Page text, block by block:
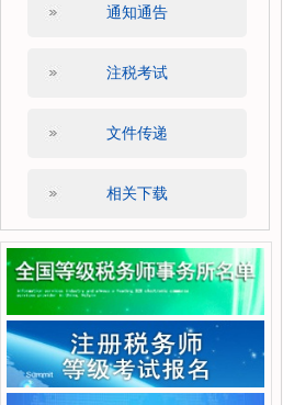
通知通告
注税考试
文件传递
相关下载